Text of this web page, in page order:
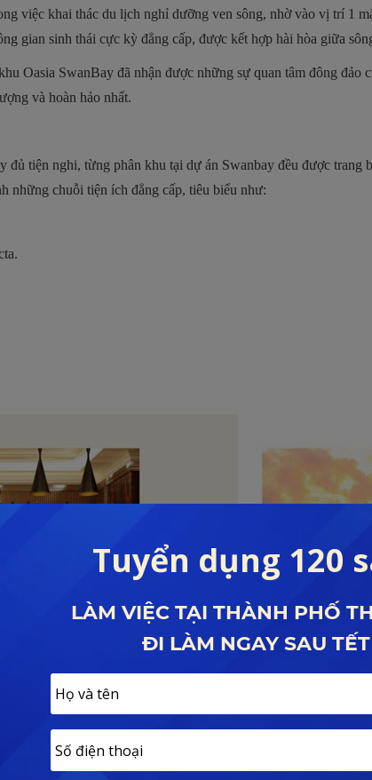
việc khai thác du lịch nghỉ dưỡng ven sông, nhờ vào vị trí 1
gian sinh thái cực kỳ đẳng cấp, được kết hợp hài hòa giữa
Oasia SwanBay đã nhận được những sự quan tâm đông đảo
và hoàn hảo nhất.
đủ tiện nghi, từng phân khu tại dự án Swanbay đều được
những chuỗi tiện ích đẳng cấp, tiêu biểu như: